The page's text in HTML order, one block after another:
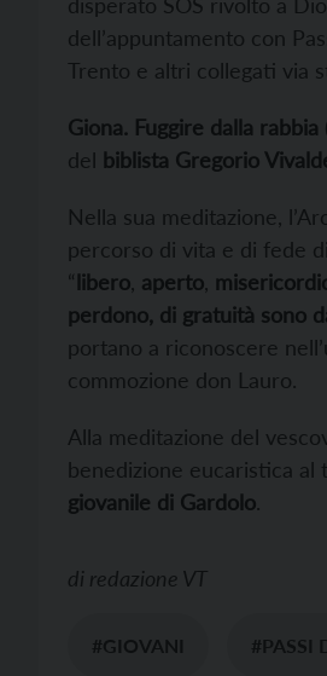
disperato SOS rivolto a
dell’appuntamento con
Trento e altri collegati via
Giona. Fuggire dalla rabbia
del biblista Gregorio
Nella sua meditazione,
percorso di vita e di fede
“libero, aperto,
perdono, di gratuità sono
portano a riconoscere
commozione don Lauro.
Alla meditazione del
benedizione eucaristica al
giovanile di Gardolo.
di redazione VT
#GIOVANI #PASSI